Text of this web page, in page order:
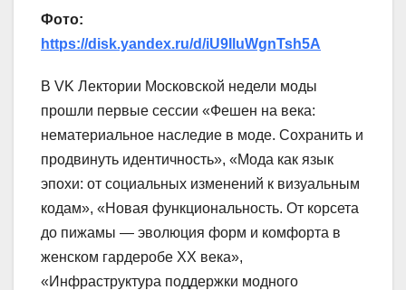
Фото:
https://disk.yandex.ru/d/iU9IluWgnTsh5A
В VK Лектории Московской недели моды
прошли первые сессии «Фешен на века:
нематериальное наследие в моде. Сохранить и
продвинуть идентичность», «Мода как язык
эпохи: от социальных изменений к визуальным
кодам», «Новая функциональность. От корсета
до пижамы — эволюция форм и комфорта в
женском гардеробе ХХ века»,
«Инфраструктура поддержки модного